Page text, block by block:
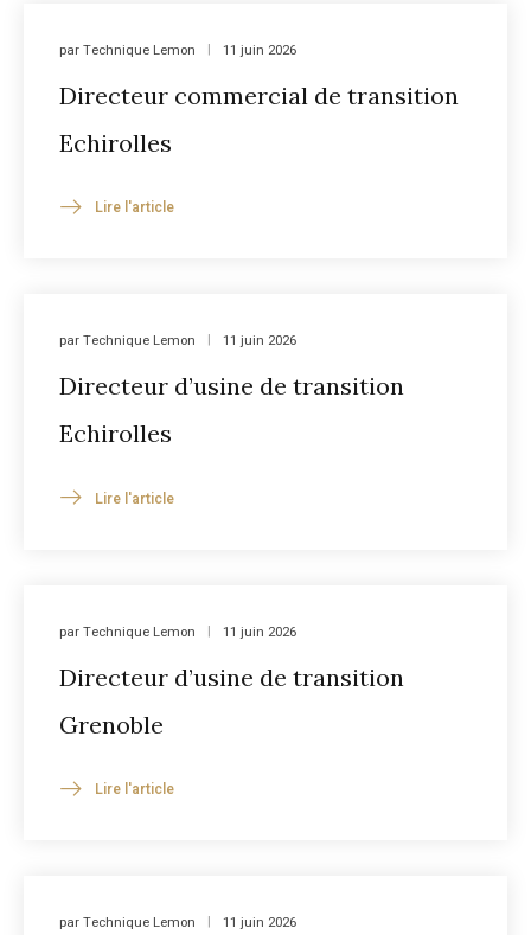
parTechnique Lemon 11 juin 2026
Directeur commercial de transition
Echirolles
Lire l'article
parTechnique Lemon 11 juin 2026
Directeur d’usine de transition
Echirolles
Lire l'article
parTechnique Lemon 11 juin 2026
Directeur d’usine de transition
Grenoble
Lire l'article
parTechnique Lemon 11 juin 2026